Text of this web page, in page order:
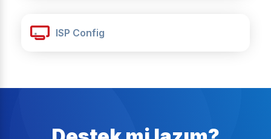
ISP Config